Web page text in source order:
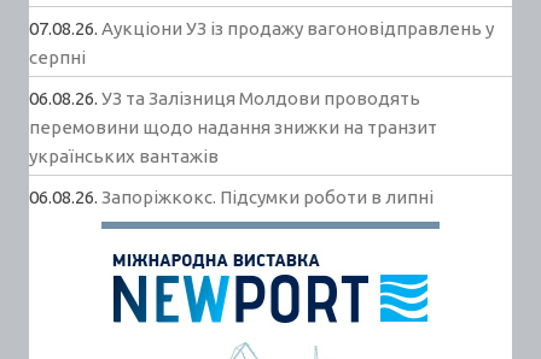
07.08.26. Аукціони УЗ із продажу вагоновідправлень у
серпні
06.08.26. УЗ та Залізниця Молдови проводять
перемовини щодо надання знижки на транзит
українських вантажів
06.08.26. Запоріжкокс. Підсумки роботи в липні